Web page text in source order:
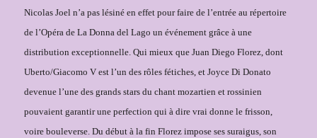
Nicolas Joel n’a pas lésiné en effet pour faire de l’entrée au répertoire
de l’Opéra de La Donna del Lago un événement grâce à une
distribution exceptionnelle. Qui mieux que Juan Diego Florez, dont
Uberto/Giacomo V est l’un des rôles fétiches, et Joyce Di Donato
devenue l’une des grands stars du chant mozartien et rossinien
pouvaient garantir une perfection qui à dire vrai donne le frisson,
voire bouleverse. Du début à la fin Florez impose ses suraigus, son